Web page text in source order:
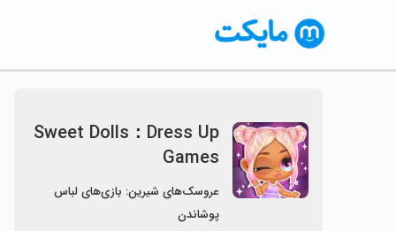
Sweet Dolls：Dress Up
Games
عروسک‌های شیرین: بازی‌های لباس
پوشاندن